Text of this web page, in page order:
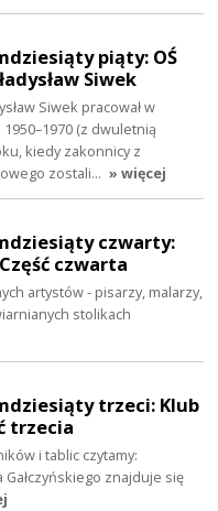
piąty: OŚ
Siwek
Siwek pracował w
(z dwuletnią
kiedy zakonnicy z
zostali… » więcej
czwarty:
czwarta
artystów - pisarzy, malarzy,
stolikach
trzeci: Klub
trzecia
i tablic czytamy:
znajduje się